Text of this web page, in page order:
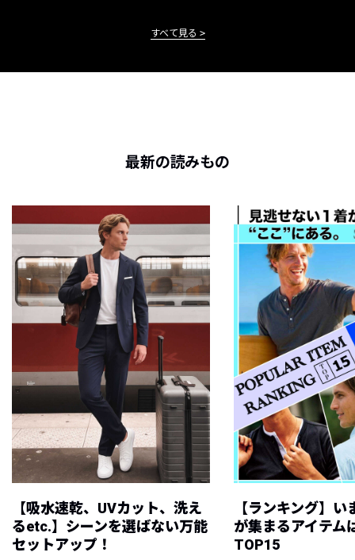
すべて見る
最新の読みもの
【吸水速乾、UVカット、洗え
るetc.】シーンを選ばない万能
セットアップ！
【ランキング】
が集まるアイテム
TOP15